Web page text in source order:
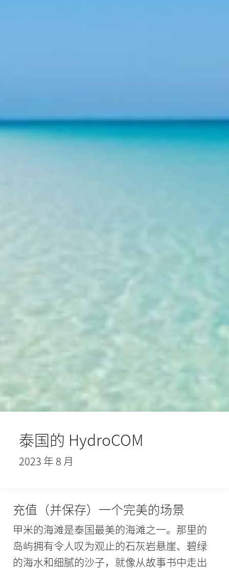
泰国的 HydroCOM
2023 年 8 月
充值（并保存）一个完美的场景
甲米的海滩是泰国最美的海滩之一。那里的
岛屿拥有令人叹为观止的石灰岩悬崖、碧绿
的海水和细腻的沙子，就像从故事书中走出